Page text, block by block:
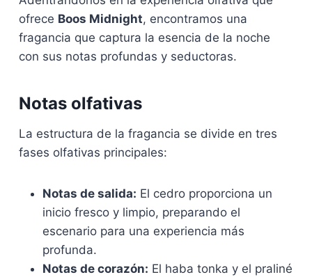
ofrece Boos Midnight, encontramos una
fragancia que captura la esencia de la noche
con sus notas profundas y seductoras.
Notas olfativas
La estructura de la fragancia se divide en tres
fases olfativas principales:
Notas de salida: El cedro proporciona un
inicio fresco y limpio, preparando el
escenario para una experiencia más
profunda.
Notas de corazón: El haba tonka y el praliné